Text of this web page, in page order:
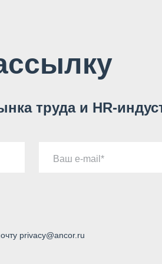
труда и HR-
Ваш e-mail
privacy@ancor.ru